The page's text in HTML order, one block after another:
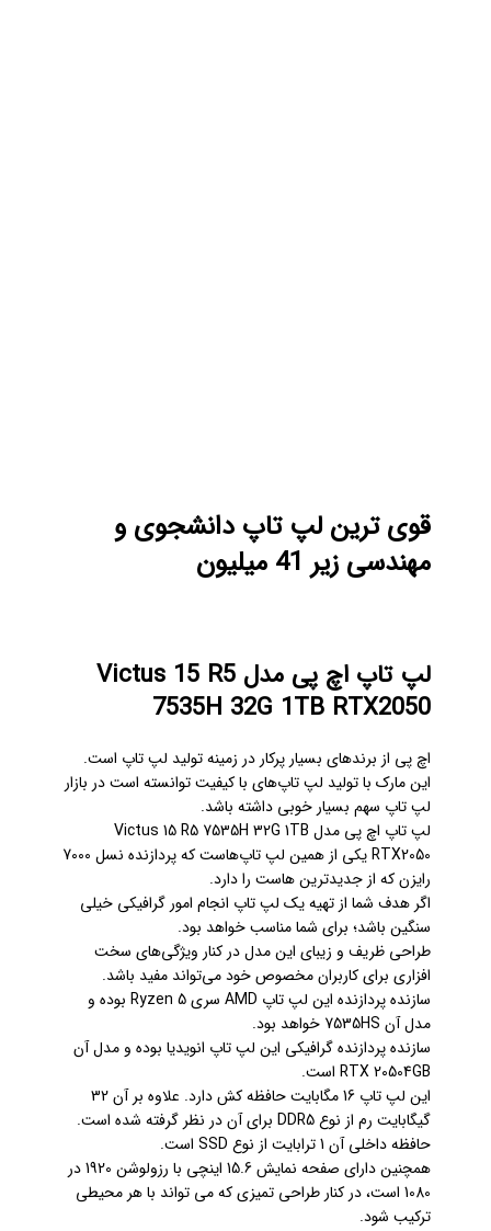
قوی ترین لپ تاپ دانشجوی و
مهندسی زیر 41 میلیون
لپ تاپ اچ پی مدل Victus 15 R5
7535H 32G 1TB RTX2050
اچ پی از برندهای بسیار پرکار در زمینه تولید لپ تاپ است.
این مارک با تولید لپ تاپ‌های با کیفیت توانسته است در بازار
لپ تاپ سهم بسیار خوبی داشته باشد.
لپ تاپ اچ پی مدل Victus 15 R5 7535H 32G 1TB
RTX2050 یکی از همین لپ تاپ‌هاست که پردازنده نسل 7000
رایزن که از جدیدترین هاست را دارد.
اگر هدف شما از تهیه یک لپ تاپ انجام امور گرافیکی خیلی
سنگین باشد؛ برای شما مناسب خواهد بود.
طراحی ظریف و زیبای این مدل در کنار ویژگی‌های سخت
افزاری برای کاربران مخصوص خود می‌تواند مفید باشد.
سازنده پردازنده این لپ تاپ AMD سری Ryzen 5 بوده و
مدل آن 7535HS خواهد بود.
سازنده پردازنده گرافیکی این لپ تاپ انویدیا بوده و مدل آن
RTX 20504GB است.
این لپ تاپ 16 مگابایت حافظه کش دارد. علاوه بر آن 32
گیگابایت رم از نوع DDR5 برای آن در نظر گرفته شده است.
حافظه داخلی آن 1 ترابایت از نوع SSD است.
همچنین دارای صفحه نمایش 15.6 اینچی با رزولوشن 1920 در
1080 است، در کنار طراحی تمیزی که می تواند با هر محیطی
ترکیب شود.